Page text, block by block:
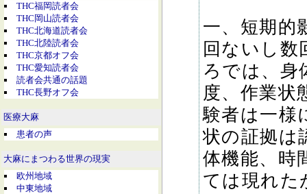
THC福岡読者会
THC岡山読者会
THC北海道読者会
THC北陸読者会
THC京都オフ会
THC愛知読者会
読者会共通の話題
THC長野オフ会
医療大麻
患者の声
大麻にまつわる世界の現実
欧州地域
中東地域
一、短期的
回ないし数
ろでは、身
度、作業状
験者は一様
状の証拠は
体機能、時
ては現れた